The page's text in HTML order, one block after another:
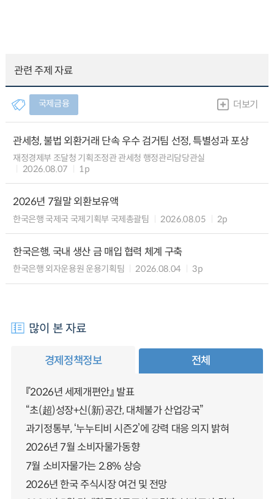
관련 주제 자료
국제금융 더보기
관세청, 불법 외환거래 단속 우수 검거팀 선정, 특별성과 포상
재정경제부 조달청 기획조정관 관세청 행정관리담당관실
2026.08.07
1p
2026년 7월말 외환보유액
한국은행 국제국 국제기획부 국제총괄팀 2026.08.05 2p
한국은행, 국내 생산 금 매입 협력 체계 구축
한국은행 외자운용원 운용기획팀 2026.08.04 3p
많이 본 자료
경제정책정보 전체
『2026년 세제개편안』 발표
“초(超)성장+신(新)공간, 대체불가 산업강국”
과기정통부, ‘누누티비 시즌2’에 강력 대응 의지 밝혀
2026년 7월 소비자물가동향
7월 소비자물가는 2.8% 상승
2026년 한국 주식시장 여건 및 전망